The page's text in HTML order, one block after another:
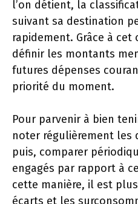
l’on détient, la
suivant sa destination
rapidement. Grâce à
définir les montants
futures dépenses
priorité du moment.
Pour parvenir à bien
noter régulièrement les
puis, comparer
engagés par rapport à
cette manière, il est
écarts et les